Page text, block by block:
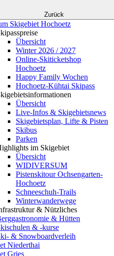
Zurück
Skigebiet Hochoetz
Übersicht
Winter 2026 / 2027
Online-Skiticketshop
Hochoetz
Happy Family Wochen
Hochoetz-Kühtai Skipass
Übersicht
Live-Infos & Skigebietsnews
Skigebietsplan, Lifte & Pisten
Skibus
Parken
im Skigebiet
Übersicht
WIDIVERSUM
Pistenskitour Ochsengarten-
Hochoetz
Schneeschuh-Trails
Winterwanderwege
& Nützliches
& Hütten
& -kurse
& Snowboardverleih
Niederthai
Gries